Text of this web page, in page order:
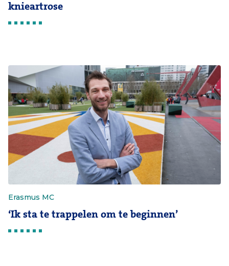
knieartrose
Erasmus MC
‘Ik sta te trappelen om te beginnen’